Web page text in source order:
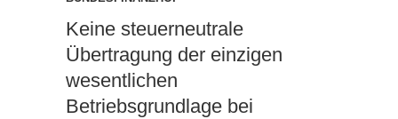
Keine steuerneutrale
Übertragung der einzigen
wesentlichen
Betriebsgrundlage bei